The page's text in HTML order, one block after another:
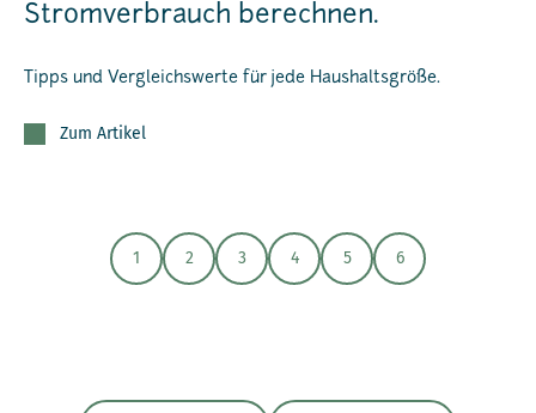
Stromverbrauch berechnen.
Tipps und Vergleichswerte für jede Haushaltsgröße.
Zum Artikel
1 2 3 4 5 6